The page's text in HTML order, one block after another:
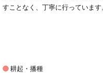
すことなく、丁寧に行っています
耕起・播種